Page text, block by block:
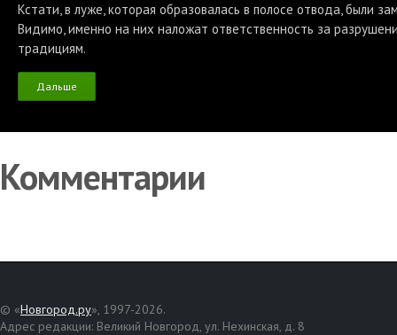
Кстати, в луже, которая образовалась в полосе отвода, были
Видимо, именно на них наложат ответственность за
традициям.
Дальше
Комментарии
© «Новгород.ру», 1997-2026.
Адрес редакции: Великий Новгород, ул. Нехинская, д. 8